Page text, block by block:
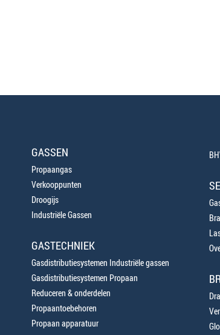
GASSEN
Propaangas
Verkooppunten
Droogijs
Industriële Gassen
GASTECHNIEK
Gasdistributiesystemen Industriële gassen
Gasdistributiesystemen Propaan
Reduceren & onderdelen
Propaantoebehoren
Propaan apparatuur